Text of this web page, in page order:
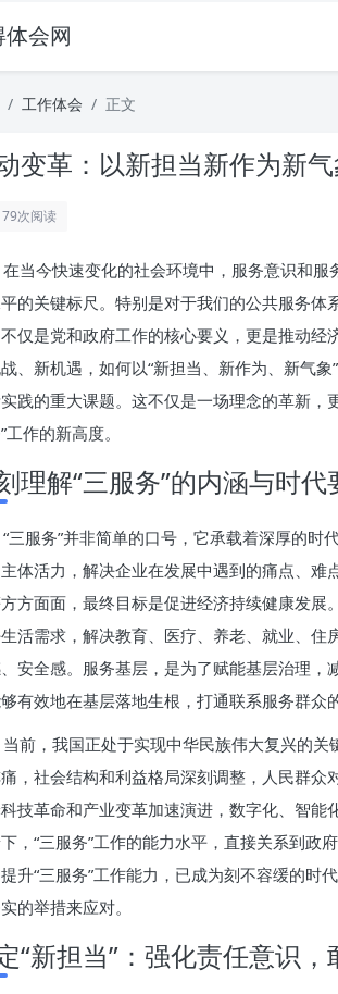
会网
工作体会 正文
变革：以新担当新作为新
79次阅读
在当今快速变化的社会环境中，服务意识和
的关键标尺。特别是对于我们的公共服务
仅是党和政府工作的核心要义，更是推动
、新机遇，如何以“新担当、新作为、新气
践的重大课题。这不仅是一场理念的革新，
工作的新高度。
理解“三服务”的内涵与时代
“三服务”并非简单的口号，它承载着深厚的
体活力，解决企业在发展中遇到的痛点、
方面面，最终目标是促进经济持续健康发
活需求，解决教育、医疗、养老、就业、
安全感。服务基层，是为了赋能基层治理
有效地在基层落地生根，打通联系服务群众的
当前，我国正处于实现中华民族伟大复兴的
，社会结构和利益格局深刻调整，人民群
技革命和产业变革加速演进，数字化、智
，“三服务”工作的能力水平，直接关系到政
升“三服务”工作能力，已成为刻不容缓的时
的举措来应对。
“新担当”：强化责任意识